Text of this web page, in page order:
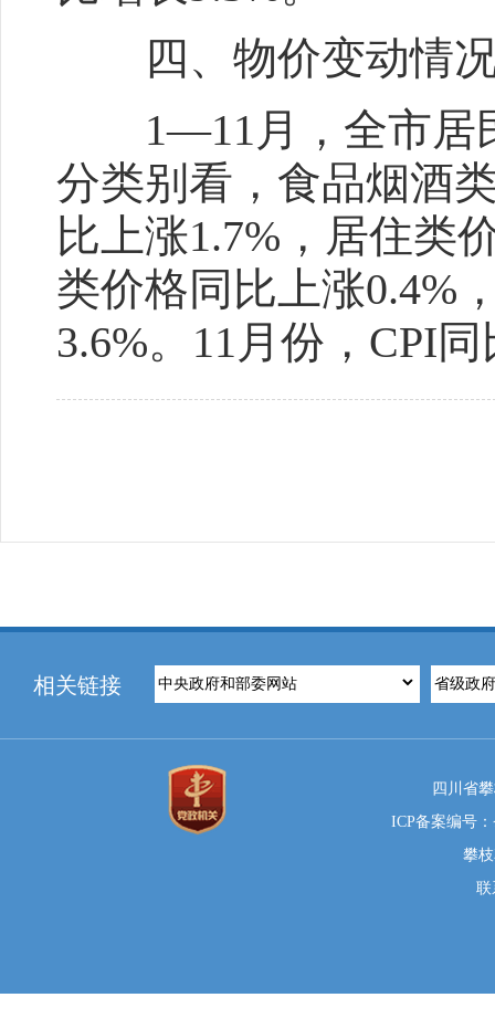
四、物价变动情
1—11月，全市居民
分类别看，食品烟酒
比上涨1.7%，居住类
类价格同比上涨0.4%
3.6%。11月份，CPI
相关链接
四川省
ICP备案编号：
攀
联